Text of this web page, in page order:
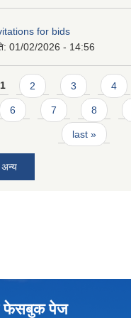
for bids
01/02/2026 - 14:56
1 2 3 4
6 7 8
last »
अन्य
फेसबुक पेज